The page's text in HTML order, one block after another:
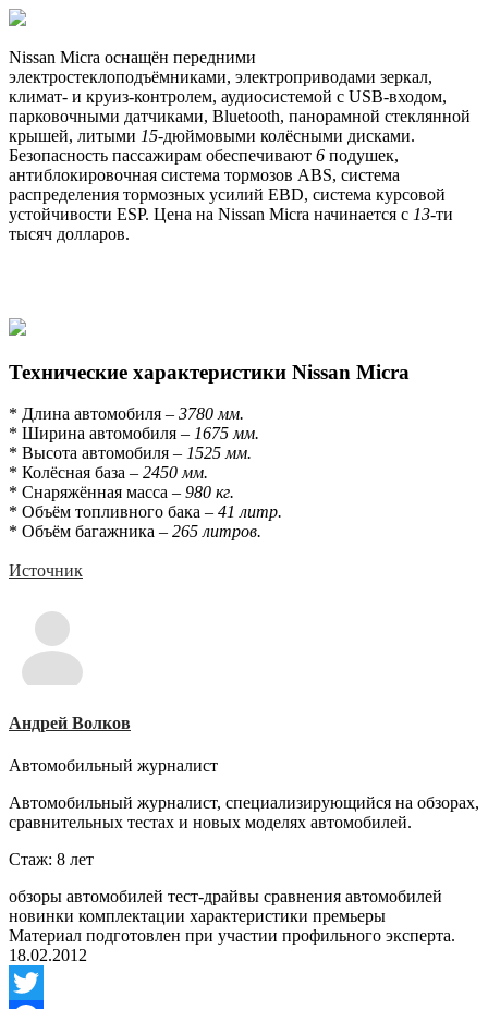
Nissan Micra оснащён передними
электростеклоподъёмниками, электроприводами зеркал,
климат- и круиз-контролем, аудиосистемой с USB-входом,
парковочными датчиками, Bluetooth, панорамной стеклянной
крышей, литыми 15-дюймовыми колёсными дисками.
Безопасность пассажирам обеспечивают 6 подушек,
антиблокировочная система тормозов ABS, система
распределения тормозных усилий EBD, система курсовой
устойчивости ESP. Цена на Nissan Micra начинается с 13-ти
тысяч долларов.
Технические характеристики Nissan Micra
* Длина автомобиля – 3780 мм.
* Ширина автомобиля – 1675 мм.
* Высота автомобиля – 1525 мм.
* Колёсная база – 2450 мм.
* Снаряжённая масса – 980 кг.
* Объём топливного бака – 41 литр.
* Объём багажника – 265 литров.
Источник
Андрей Волков
Автомобильный журналист
Автомобильный журналист, специализирующийся на обзорах,
сравнительных тестах и новых моделях автомобилей.
Стаж: 8 лет
обзоры автомобилей тест-драйвы сравнения автомобилей
новинки комплектации характеристики премьеры
Материал подготовлен при участии профильного эксперта.
18.02.2012